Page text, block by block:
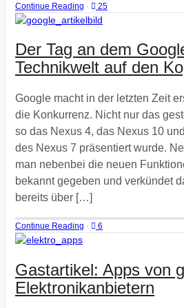
Continue Reading · 25
Der Tag an dem
Technikwelt auf den
Google macht in der letzten Zeit
die Konkurrenz. Nicht nur das
so das Nexus 4, das Nexus 10
des Nexus 7 präsentiert wurde.
man nebenbei die neuen
bekannt gegeben und verkündet
bereits über […]
Continue Reading · 6
Gastartikel: Apps von
Elektronikanbietern